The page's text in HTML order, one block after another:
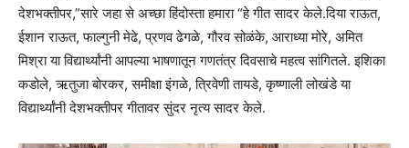
देशभक्तीपर,”सारे जहा से अच्छा हिंदोस्ता हमारा “हे गीत सादर केले.दिया राऊत,
ईशान राऊत, फाल्गुनी मेढे, प्रणव ढेगळे, गौरव सोळंके, आराध्या मोरे, अमित
मिश्रा या विद्यार्थ्यांनी आपल्या भाषणातून गणतंत्र दिवसाचे महत्व सांगितले. इशिका
कडोले, ऋतुजा बोरकर, समीक्षा इंगळे, त्रिवेणी तायडे, कृष्णाली लोखंडे या
विद्यार्थ्यांनी देशभक्तीपर गीतावर सुंदर नृत्य सादर केले.